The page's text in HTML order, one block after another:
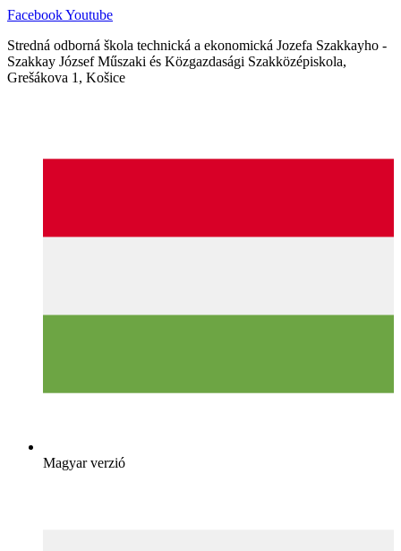
Ugrás
tartalomhoz
FacebookYoutube
Stredná odborná škola technická a ekonomická Jozefa Szakkayho -
Szakkay József Műszaki és Közgazdasági Szakközépiskola,
Grešákova 1, Košice
Magyar verzió